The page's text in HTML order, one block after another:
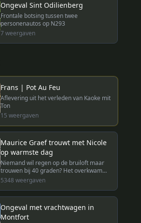
Ongeval Sint Odilienberg
Frontale botsing tussen twee
personenautos op N293
7 weergaven
Frans | Pot Au Feu
Aflevering uit het verleden van Kaoke mit
Ton
15 weergaven
Maurice Graef trouwt met Nicole
op warmste dag
Niemand wil regen op de bruiloft maar
trouwen bij 40 graden? Het overkwam
Nicole en Maurice Graef afgelopen
vrijdag toen ze met elkaar in Roermond
5348 weergaven
Ongeval met vrachtwagen in
Montfort